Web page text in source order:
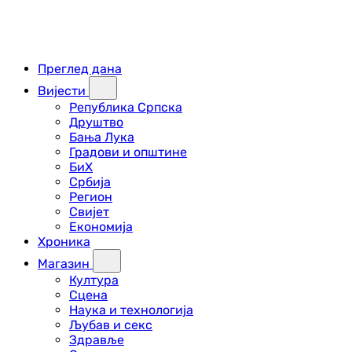
Преглед дана
Вијести
Република Српска
Друштво
Бања Лука
Градови и општине
БиХ
Србија
Регион
Свијет
Економија
Хроника
Магазин
Култура
Сцена
Наука и технологија
Љубав и секс
Здравље